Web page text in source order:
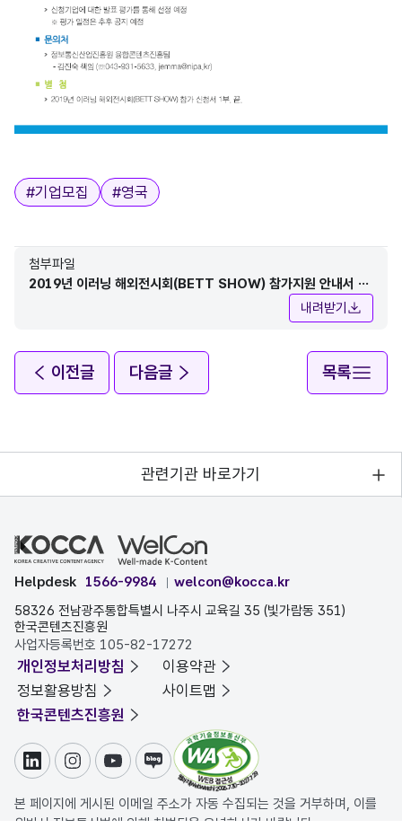
태그
#기업모집 #영국
첨부파일
2019년 이러닝 해외전시회(BETT SHOW) 참가지원 안내서 및
내려받기
이전글 다음글 목록
관련기관 바로가기
Helpdesk 1566-9984
welcon@kocca.kr
58326 전남광주통합특별시 나주시 교육길 35 (빛가람동 351)
한국콘텐츠진흥원
사업자등록번호 105-82-17272
개인정보처리방침
이용약관
정보활용방침
사이트맵
한국콘텐츠진흥원
링크드인인스타그램
유튜브블로그
본 페이지에 게시된 이메일 주소가 자동 수집되는 것을 거부하며, 이를
위반시 정보통신법에 의해 처벌됨을 유념하시기 바랍니다.